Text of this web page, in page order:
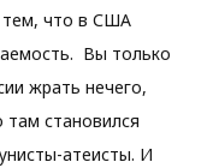
тем, что в США
Вы только
жрать нечего,
становился
атеисты. И